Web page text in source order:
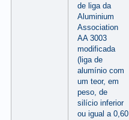
de liga da
Aluminium
Association
AA 3003
modificada
(liga de
alumínio com
um teor, em
peso, de
silício inferior
ou igual a 0,60